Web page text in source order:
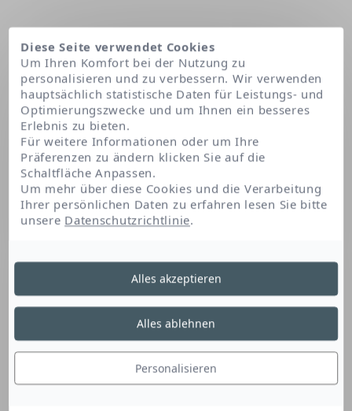
Startseite Sodium polyacrylate
Sodium Polyacrylate
Diese Seite verwendet Cookies
Um Ihren Komfort bei der Nutzung zu
personalisieren und zu verbessern. Wir verwenden
hauptsächlich statistische Daten für Leistungs- und
Optimierungszwecke und um Ihnen ein besseres
Erlebnis zu bieten.
Für weitere Informationen oder um Ihre
Präferenzen zu ändern klicken Sie auf die
Schaltfläche Anpassen.
Um mehr über diese Cookies und die Verarbeitung
Ihrer persönlichen Daten zu erfahren lesen Sie bitte
unsere Datenschutzrichtlinie.
Personalisieren
Alles ablehnen
Alles akzeptieren